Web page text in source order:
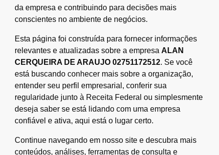
da empresa e contribuindo para decisões mais
conscientes no ambiente de negócios.
Esta página foi construída para fornecer informações
relevantes e atualizadas sobre a empresa ALAN
CERQUEIRA DE ARAUJO 02751172512. Se você
está buscando conhecer mais sobre a organização,
entender seu perfil empresarial, conferir sua
regularidade junto à Receita Federal ou simplesmente
deseja saber se está lidando com uma empresa
confiável e ativa, aqui está o lugar certo.
Continue navegando em nosso site e descubra mais
conteúdos, análises, ferramentas de consulta e